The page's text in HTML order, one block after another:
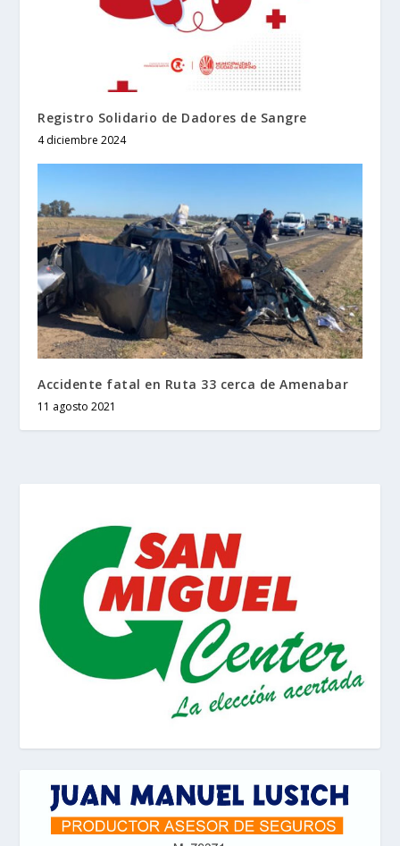
Registro Solidario de Dadores de Sangre
4 diciembre 2024
Accidente fatal en Ruta 33 cerca de Amenabar
11 agosto 2021